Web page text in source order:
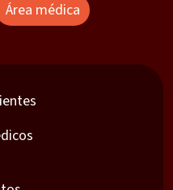
Área médica